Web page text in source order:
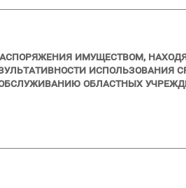
имуществом,
использования
областных